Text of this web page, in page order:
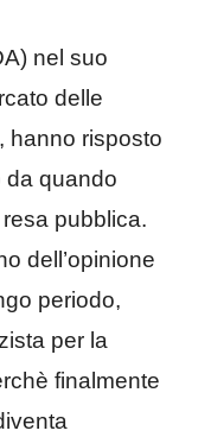
nel suo
delle
hanno risposto
da quando
pubblica.
dell’opinione
periodo,
per la
finalmente